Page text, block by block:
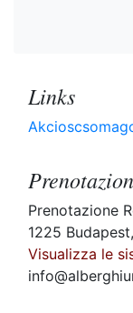
Links
Prenotazione
1225
Visualizza le